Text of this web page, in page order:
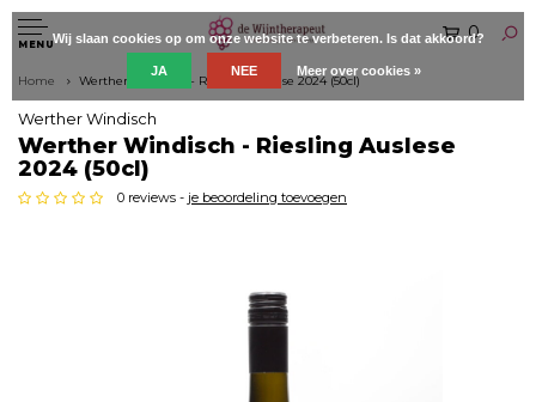
MENU
0
Home Werther Windisch - Riesling Auslese 2024 (50cl)
Werther Windisch
Werther Windisch - Riesling Auslese
2024 (50cl)
0 reviews - je beoordeling toevoegen
Wij slaan cookies op om onze website te verbeteren. Is dat akkoord?
JA NEE Meer over cookies »